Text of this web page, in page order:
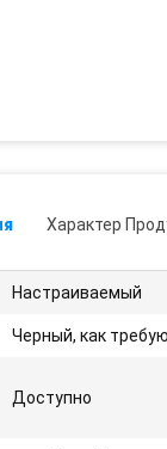
Характер
Настраиваемый
Черный, как
Доступно